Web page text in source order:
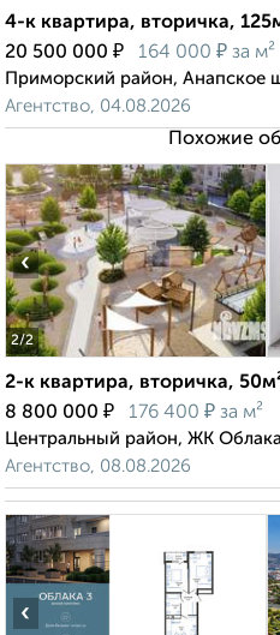
4-к квартира, вторичка,
20 500 000 ₽ 164 000 ₽ за м²
Приморский район, Анапское
Агентство, 04.08.2026
Похожие
2/2
‹
2-к квартира, вторичка,
8 800 000 ₽ 176 400 ₽ за м²
Центральный район, ЖК
Агентство, 08.08.2026
‹